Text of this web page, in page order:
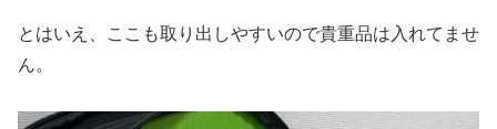
とはいえ、ここも取り出しやすいので貴重品は入れてませ
ん。